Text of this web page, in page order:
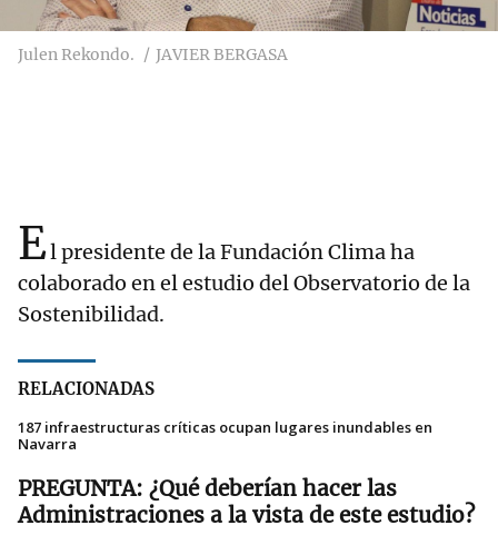
Julen Rekondo. JAVIER BERGASA
El presidente de la Fundación Clima ha
colaborado en el estudio del Observatorio de la
Sostenibilidad.
RELACIONADAS
187 infraestructuras críticas ocupan lugares inundables en
Navarra
¿Qué deberían hacer las
Administraciones a la vista de este estudio?